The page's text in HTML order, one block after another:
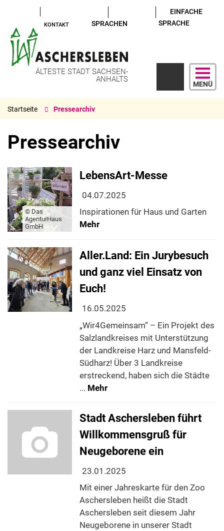
KONTAKT SPRACHEN
EINFACHE
SPRACHE
ÄLTESTE STADT SACHSEN-
ANHALTS
MENÜ
Startseite Pressearchiv
Pressearchiv
© Das
AgenturHaus
GmbH
LebensArt-Messe
04.07.2025
Inspirationen für Haus und Garten
Mehr
Aller.Land: Ein Jurybesuch
und ganz viel Einsatz von
Euch!
16.05.2025
„Wir4Gemeinsam“ – Ein Projekt des
Salzlandkreises mit Unterstützung
der Landkreise Harz und Mansfeld-
Südharz! Über 3 Landkreise
erstreckend, haben sich die Städte
... Mehr
Stadt Aschersleben führt
Willkommensgruß für
Neugeborene ein
23.01.2025
Mit einer Jahreskarte für den Zoo
Aschersleben heißt die Stadt
Aschersleben seit diesem Jahr
Neugeborene in unserer Stadt